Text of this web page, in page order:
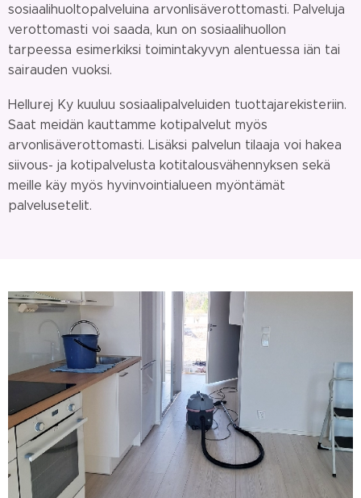
sosiaalihuoltopalveluina arvonlisäverottomasti. Palveluja
verottomasti voi saada, kun on sosiaalihuollon
tarpeessa esimerkiksi toimintakyvyn alentuessa iän tai
sairauden vuoksi.
Hellurej Ky kuuluu sosiaalipalveluiden tuottajarekisteriin.
Saat meidän kauttamme kotipalvelut myös
arvonlisäverottomasti. Lisäksi palvelun tilaaja voi hakea
siivous- ja kotipalvelusta kotitalousvähennyksen sekä
meille käy myös hyvinvointialueen myöntämät
palvelusetelit.